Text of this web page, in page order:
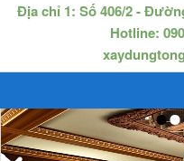
Địa chỉ 1: Số 406/2 -
Hotline: